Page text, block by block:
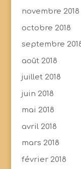
novembre 2018
octobre 2018
septembre
août 2018
juillet 2018
juin 2018
mai 2018
avril 2018
mars 2018
février 2018